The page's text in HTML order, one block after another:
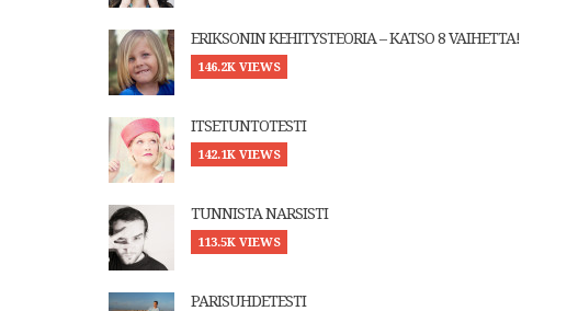
ERIKSONIN KEHITYSTEORIA – KATSO 8 VAIHETTA!
146.2K VIEWS
ITSETUNTOTESTI
142.1K VIEWS
TUNNISTA NARSISTI
113.5K VIEWS
PARISUHDETESTI